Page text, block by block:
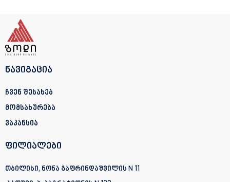
ნავიგაცია
ჩვენ შესახებ
მომსახურება
ვაკანსია
ფილიალები
თბილისი, ნონა გაფრინდაშვილის N 11